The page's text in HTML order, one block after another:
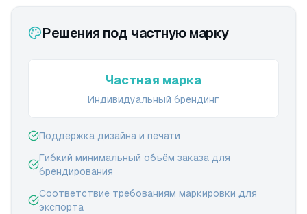
Решения под частную марку
Частная марка
Индивидуальный брендинг
Поддержка дизайна и печати
Гибкий минимальный объём заказа для
брендирования
Соответствие требованиям маркировки для
экспорта